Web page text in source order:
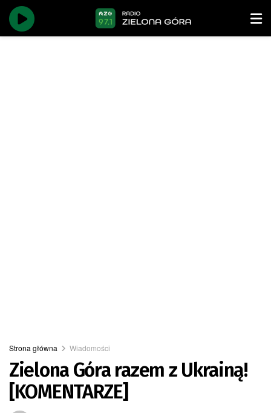
Strona główna Wiadomości
Zielona Góra razem z Ukrainą!
[KOMENTARZE]